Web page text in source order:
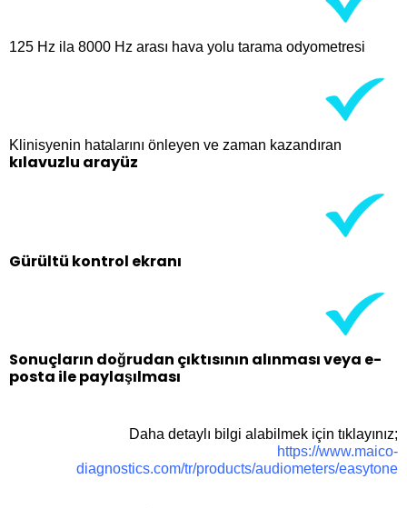
125 Hz ila 8000 Hz arası hava yolu tarama odyometresi
Klinisyenin hatalarını önleyen ve zaman kazandıran
kılavuzlu arayüz
Gürültü kontrol ekranı
Sonuçların doğrudan çıktısının alınması veya e-
posta ile paylaşılması
Daha detaylı bilgi alabilmek için tıklayınız;
https://www.maico-
diagnostics.com/tr/products/audiometers/easytone